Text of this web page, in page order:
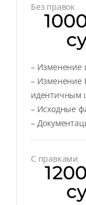
Без правок
– Изменение
– Изменение
идентичным
– Исходные
–
С правками